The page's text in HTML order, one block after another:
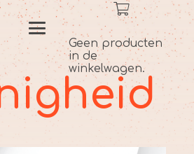
Geen producten
in de
winkelwagen.